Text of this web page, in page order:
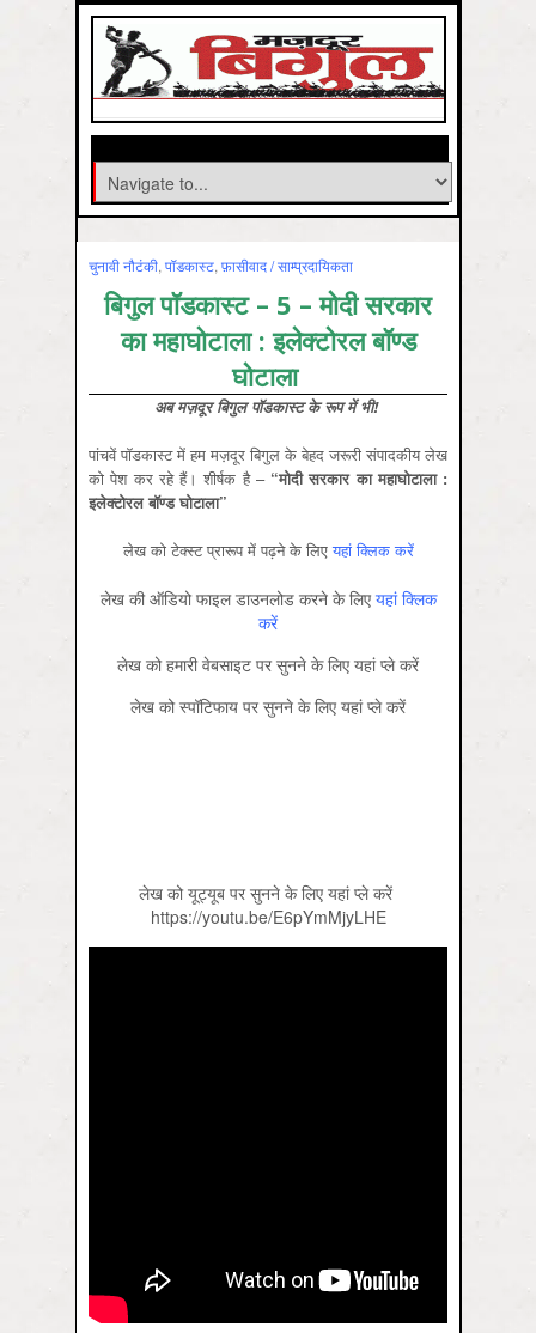
चुनावी नौटंकी, पॉडकास्ट, फ़ासीवाद / साम्‍प्रदायिकता
बिगुल पॉडकास्ट – 5 – मोदी सरकार
का महाघोटाला : इलेक्टोरल बॉण्ड
घोटाला
अब मज़दूर बिगुल पॉडकास्ट के रूप में भी!
पांचवें पॉडकास्ट में हम मज़दूर बिगुल के बेहद जरूरी संपादकीय लेख
को पेश कर रहे हैं। शीर्षक है – “मोदी सरकार का महाघोटाला :
इलेक्टोरल बॉण्ड घोटाला”
लेख को टेक्‍स्‍ट प्रारूप में पढ़ने के लिएयहां क्लिक करें
लेख की ऑडियो फाइल डाउनलोड करने के लिए यहां क्लिक
करें
लेख को हमारी वेबसाइट पर सुनने के लिए यहां प्‍ले करें
लेख को स्पॉटिफाय पर सुनने के लिए यहां प्‍ले करें
लेख को यूट्यूब पर सुनने के लिए यहां प्‍ले करें
https://youtu.be/E6pYmMjyLHE